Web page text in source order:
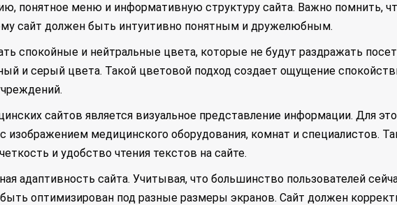
понятное меню и информативную структуру сайта. Важно помнить,
сайт должен быть интуитивно понятным и дружелюбным.
спокойные и нейтральные цвета, которые не будут раздражать
и серый цвета. Такой цветовой подход создает ощущение
сайтов является визуальное представление информации. Для
медицинского оборудования, комнат и специалистов.
и удобство чтения текстов на сайте.
адаптивность сайта. Учитывая, что большинство пользователей
оптимизирован под разные размеры экранов. Сайт должен